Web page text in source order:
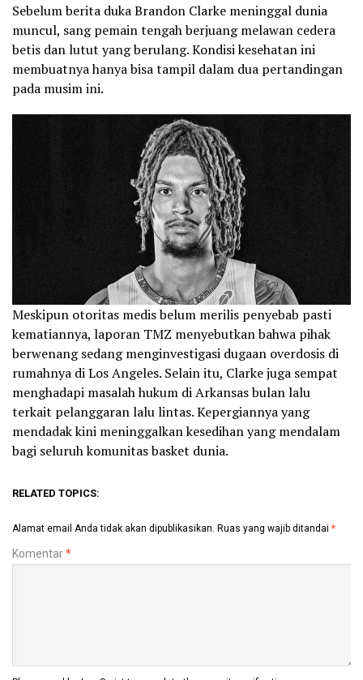
Sebelum berita duka Brandon Clarke meninggal dunia
muncul, sang pemain tengah berjuang melawan cedera
betis dan lutut yang berulang. Kondisi kesehatan ini
membuatnya hanya bisa tampil dalam dua pertandingan
pada musim ini.
Meskipun otoritas medis belum merilis penyebab pasti
kematiannya, laporan TMZ menyebutkan bahwa pihak
berwenang sedang menginvestigasi dugaan overdosis di
rumahnya di Los Angeles. Selain itu, Clarke juga sempat
menghadapi masalah hukum di Arkansas bulan lalu
terkait pelanggaran lalu lintas. Kepergiannya yang
mendadak kini meninggalkan kesedihan yang mendalam
bagi seluruh komunitas basket dunia.
RELATED TOPICS:
Alamat email Anda tidak akan dipublikasikan. Ruas yang wajib ditandai *
Komentar*